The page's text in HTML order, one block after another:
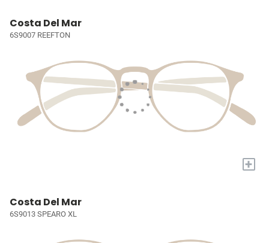
Costa Del Mar
6S9007 REEFTON
+
Costa Del Mar
6S9013 SPEARO XL